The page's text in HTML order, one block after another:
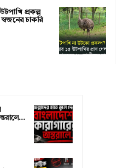
প্রকল্প
চাকরি